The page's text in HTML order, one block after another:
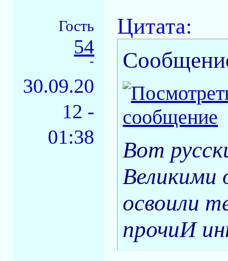
Гость
54
-
30.09.20
12 -
01:38
Цитата:
Вот
Великими
освоили
прочиИ